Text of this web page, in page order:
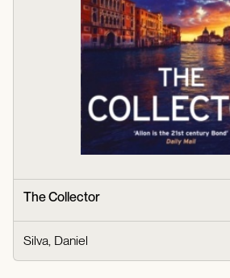
The Collector
Silva, Daniel